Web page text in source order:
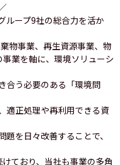
ループ9社の総合力を活か
物事業、再生資源事業、物
業を軸に、環境ソリューシ
合う必要のある「環境問
適正処理や再利用できる資
を日々改善することで、
ており、当社も事業の多角